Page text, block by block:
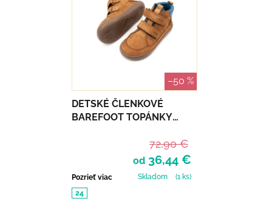
–50 %
DETSKÉ ČLENKOVÉ
BAREFOOT TOPÁNKY
od 36,44 €
72,90 €
Pozrieť viac Skladom
(1 ks)
24